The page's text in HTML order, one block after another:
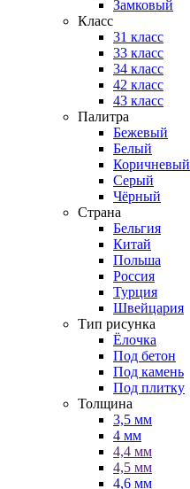
Замковый
Класс
31 класс
33 класс
34 класс
42 класс
43 класс
Палитра
Бежевый
Белый
Коричневый
Серый
Чёрный
Страна
Бельгия
Китай
Польша
Россия
Турция
Швейцария
Тип рисунка
Ёлочка
Под бетон
Под камень
Под плитку
Толщина
3,5 мм
4 мм
4,4 мм
4,5 мм
4,6 мм